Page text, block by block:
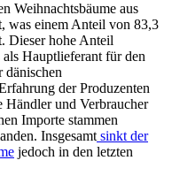
Weihnachtsbäume aus
was einem Anteil von 83,3
Dieser hohe Anteil
Hauptlieferant für den
dänischen
der Produzenten
Händler und Verbraucher
Importe stammen
Insgesamtsinkt der
jedoch in den letzten